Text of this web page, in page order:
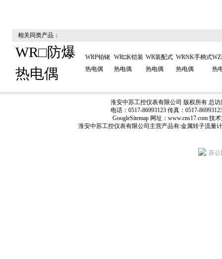
相关同类产品：
WR□防爆
热电偶
WRP铂铑
热电偶
WR□K铠装
热电偶
WR装配式
热电偶
WRNK手柄式
热电偶
热
淮安中苏工控仪表有限公司 版权所有 总访
电话：0517-86993123 传真：0517-
GoogleSitemap 网址：www.cns17.com 技
淮安中苏工控仪表有限公司主营产品有:金属转子流量计
苏公